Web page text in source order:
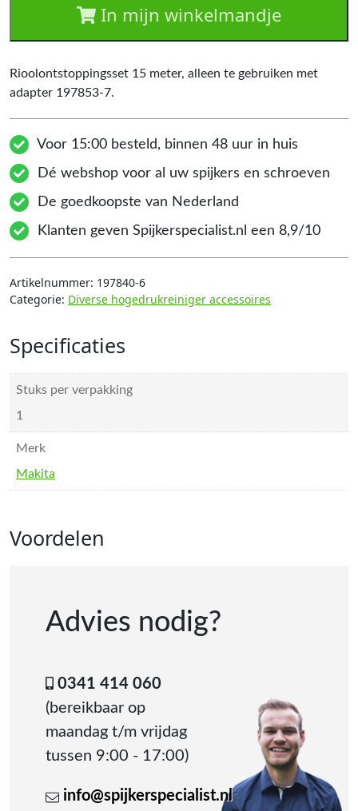
In mijn winkelmandje
Rioolontstoppingsset 15 meter, alleen te gebruiken met
adapter 197853-7.
Voor 15:00 besteld, binnen 48 uur in huis
Dé webshop voor al uw spijkers en schroeven
De goedkoopste van Nederland
Klanten geven Spijkerspecialist.nl een 8,9/10
Artikelnummer: 197840-6
Categorie: Diverse hogedrukreiniger accessoires
Specificaties
Stuks per verpakking
1
Merk
Makita
Voordelen
Advies nodig?
0341 414 060
(bereikbaar op
maandag t/m vrijdag
tussen 9:00 - 17:00)
info@spijkerspecialist.nl